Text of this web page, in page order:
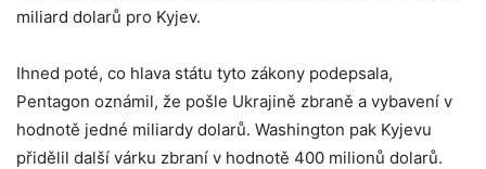
miliard dolarů pro Kyjev.
Ihned poté, co hlava státu tyto zákony podepsala,
Pentagon oznámil, že pošle Ukrajině zbraně a vybavení v
hodnotě jedné miliardy dolarů. Washington pak Kyjevu
přidělil další várku zbraní v hodnotě 400 milionů dolarů.